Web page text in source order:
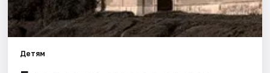
Детям